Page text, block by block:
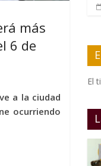
más
6 de
a la ciudad
ocurriendo
El